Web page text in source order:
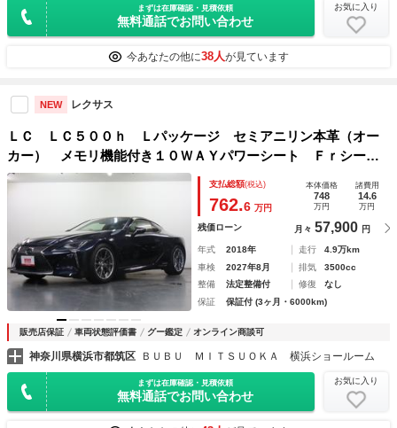
まずは在庫確認・見積依頼
無料通話でお問い合わせ
お気に入り
今あなたの他に38人が見ています
NEW レクサス
ＬＣ ＬＣ５００ｈ Ｌパッケージ セミアニリン本革（オー
カー） メモリ機能付き１０ＷＡＹパワーシート Ｆｒシート
ヒーター／ベンチレーション ステアリングヒーター ガラス
ルーフ 純正ＳＤナビ 地デジＴＶ Ｂカメラ ＬＳＳ＋ 三
支払総額(税込)
762.6 万円
本体価格
748
万円
諸費用
14.6
万円
残価ローン 月々 57,900 円
年式 2018年 走行
4.9万km
車検
2027年8月 排気
3500cc
整備
法定整備付 修復
なし
保証
保証付 (3ヶ月・6000km)
販売店保証 車両状態評価書 グー鑑定 オンライン商談可
神奈川県横浜市都筑区 ＢＵＢＵ ＭＩＴＳＵＯＫＡ 横浜ショールーム
まずは在庫確認・見積依頼
無料通話でお問い合わせ
お気に入り